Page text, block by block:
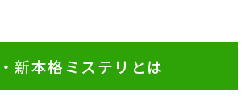
新本格ミステリとは